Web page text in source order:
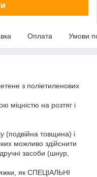
Оплата Умови
з поліетиленових
міцністю на розтяг і
(подвійна товщина) і
можливо здійснити
засоби (шнур,
як СПЕЦІАЛЬНІ